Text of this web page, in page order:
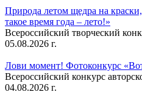
Природа летом щедра на
такое время года – лето!»
Всероссийский творческий
05.08.2026 г.
Лови момент! Фотоконкурс
Всероссийский конкурс
04.08.2026 г.